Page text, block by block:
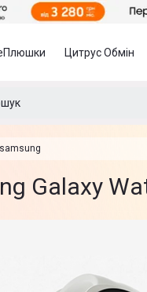
Цитрус Обмін
samsung
Galaxy